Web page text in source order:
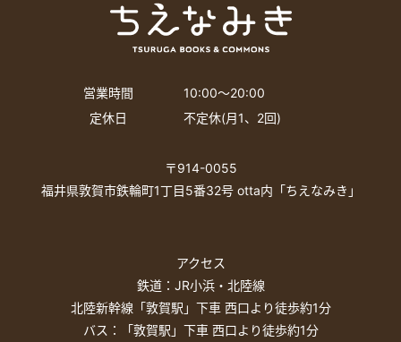
営業時間
10:00〜20:00
定休日
不定休(月1、2回)
〒914-0055
福井県敦賀市鉄輪町1丁目5番32号 otta内「ちえなみき」
アクセス
鉄道：JR小浜・北陸線
北陸新幹線「敦賀駅」下車 西口より徒歩約1分
バス：「敦賀駅」下車 西口より徒歩約1分